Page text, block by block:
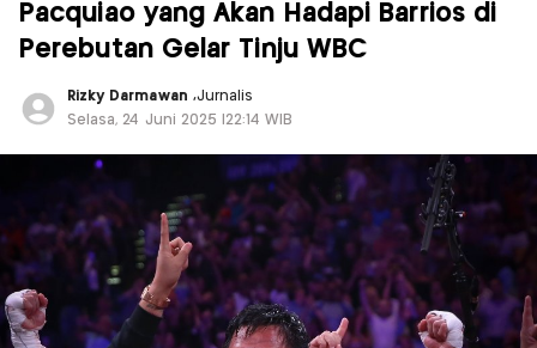
Pacquiao yang Akan Hadapi Barrios di
Perebutan Gelar Tinju WBC
Rizky Darmawan ,Jurnalis
Selasa, 24 Juni 2025 |22:14 WIB